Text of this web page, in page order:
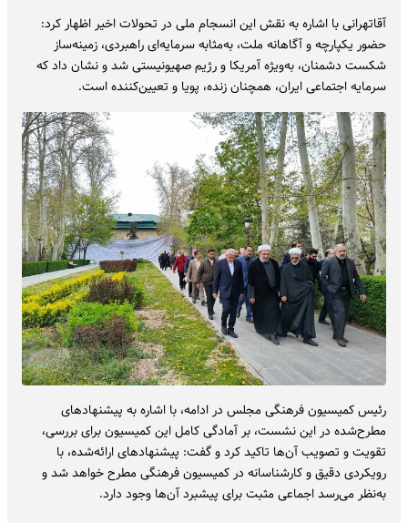
آقاتهرانی با اشاره به نقش این انسجام ملی در تحولات اخیر اظهار کرد:
حضور یکپارچه و آگاهانه ملت، به‌مثابه سرمایه‌ای راهبردی، زمینه‌ساز
شکست دشمنان، به‌ویژه آمریکا و رژیم صهیونیستی شد و نشان داد که
سرمایه اجتماعی ایران، همچنان زنده، پویا و تعیین‌کننده است.
رئیس کمیسیون فرهنگی مجلس در ادامه، با اشاره به پیشنهادهای
مطرح‌شده در این نشست، بر آمادگی کامل این کمیسیون برای بررسی،
تقویت و تصویب آن‌ها تاکید کرد و گفت: پیشنهادهای ارائه‌شده، با
رویکردی دقیق و کارشناسانه در کمیسیون فرهنگی مطرح خواهد شد و
به‌نظر می‌رسد اجماعی مثبت برای پیشبرد آن‌ها وجود دارد.